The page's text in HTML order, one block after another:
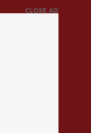
CLOSE AD